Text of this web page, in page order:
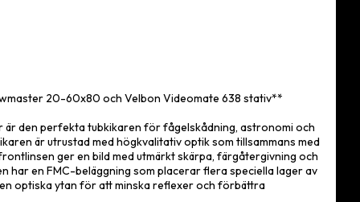
20-60x80 och Velbon Videomate 638 stativ**
är den perfekta tubkikaren för fågelskådning, astronomi och
är utrustad med högkvalitativ optik som tillsammans med
ger en bild med utmärkt skärpa, färgåtergivning och
har en FMC-beläggning som placerar flera speciella lager av
optiska ytan för att minska reflexer och förbättra